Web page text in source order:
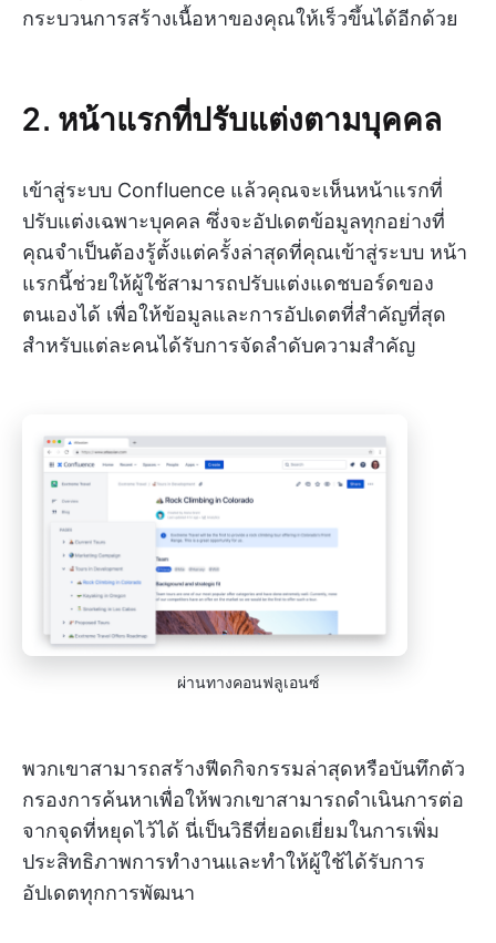
กระบวนการสร้างเนื้อหาของคุณให้เร็วขึ้นได้อีกด้วย
2. หน้าแรกที่ปรับแต่งตามบุคคล
เข้าสู่ระบบ Confluence แล้วคุณจะเห็นหน้าแรกที่
ปรับแต่งเฉพาะบุคคล ซึ่งจะอัปเดตข้อมูลทุกอย่างที่
คุณจำเป็นต้องรู้ตั้งแต่ครั้งล่าสุดที่คุณเข้าสู่ระบบ หน้า
แรกนี้ช่วยให้ผู้ใช้สามารถปรับแต่งแดชบอร์ดของ
ตนเองได้ เพื่อให้ข้อมูลและการอัปเดตที่สำคัญที่สุด
สำหรับแต่ละคนได้รับการจัดลำดับความสำคัญ
ผ่านทางคอนฟลูเอนซ์
พวกเขาสามารถสร้างฟีดกิจกรรมล่าสุดหรือบันทึกตัว
กรองการค้นหาเพื่อให้พวกเขาสามารถดำเนินการต่อ
จากจุดที่หยุดไว้ได้ นี่เป็นวิธีที่ยอดเยี่ยมในการเพิ่ม
ประสิทธิภาพการทำงานและทำให้ผู้ใช้ได้รับการ
อัปเดตทุกการพัฒนา